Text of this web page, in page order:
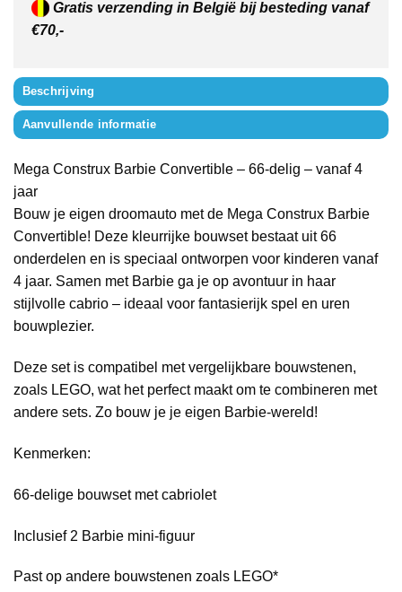
Gratis verzending in België bij besteding vanaf
€70,-
Beschrijving
Aanvullende informatie
Mega Construx Barbie Convertible – 66-delig – vanaf 4
jaar
Bouw je eigen droomauto met de Mega Construx Barbie
Convertible! Deze kleurrijke bouwset bestaat uit 66
onderdelen en is speciaal ontworpen voor kinderen vanaf
4 jaar. Samen met Barbie ga je op avontuur in haar
stijlvolle cabrio – ideaal voor fantasierijk spel en uren
bouwplezier.
Deze set is compatibel met vergelijkbare bouwstenen,
zoals LEGO, wat het perfect maakt om te combineren met
andere sets. Zo bouw je je eigen Barbie-wereld!
Kenmerken:
66-delige bouwset met cabriolet
Inclusief 2 Barbie mini-figuur
Past op andere bouwstenen zoals LEGO*